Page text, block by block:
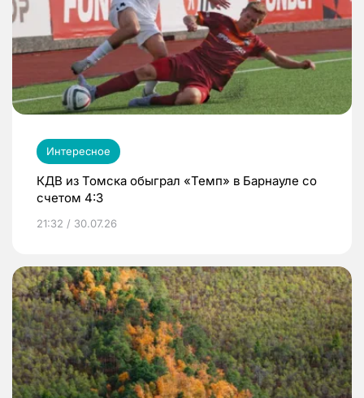
Интересное
КДВ из Томска обыграл «Темп» в Барнауле со
счетом 4:3
21:32 / 30.07.26